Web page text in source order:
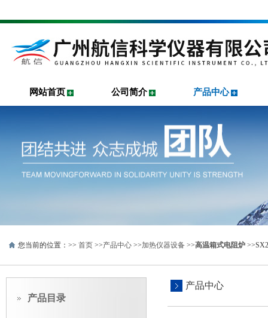
网站首页 公司简介 产品中心
您当前的位置：>> 首页 >>产品中心 >>加热仪器设备 >>高温箱式电阻炉
产品目录
产品中心